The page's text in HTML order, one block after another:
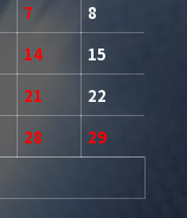
7
8
14
15
21
22
28
29